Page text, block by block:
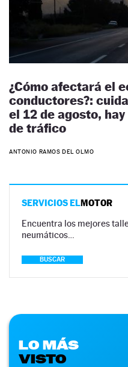
¿Cómo afectará el
conductores?:
el 12 de agosto,
de tráfico
ANTONIO RAMOS DEL OLMO
SERVICIOS ELMOTOR
Encuentra los mejores
neumáticos…
BUSCAR
LO MÁS
VISTO